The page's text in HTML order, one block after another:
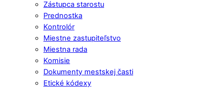
Zástupca starostu
Prednostka
Kontrolór
Miestne zastupiteľstvo
Miestna rada
Komisie
Dokumenty mestskej časti
Etické kódexy